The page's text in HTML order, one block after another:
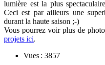
lumière est la plus
Ceci est par ailleurs une
durant la haute saison ;-)
Vous pourrez voir plus de
projets ici.
Vues : 3857